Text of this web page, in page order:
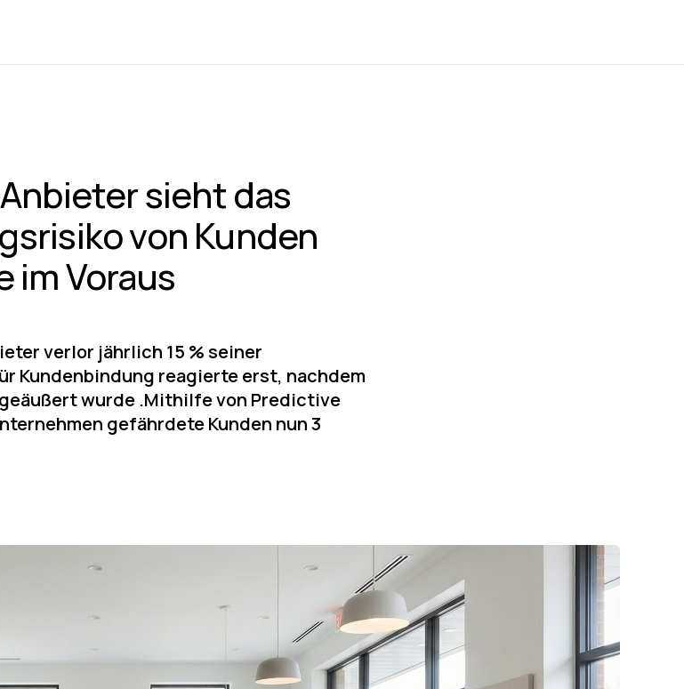
sieht das
von Kunden
im Voraus
verlor jährlich 15 % seiner
Kundenbindung reagierte erst, nachdem
wurde .Mithilfe von Predictive
gefährdete Kunden nun 3